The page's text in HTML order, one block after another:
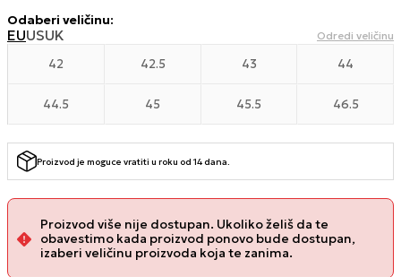
Odaberi veličinu:
EUUSUK Odredi veličinu
42 42.5 43 44
44.5 45 45.5 46.5
Proizvod je moguce vratiti u roku od 14 dana.
Proizvod više nije dostupan. Ukoliko želiš da te
obavestimo kada proizvod ponovo bude dostupan,
izaberi veličinu proizvoda koja te zanima.